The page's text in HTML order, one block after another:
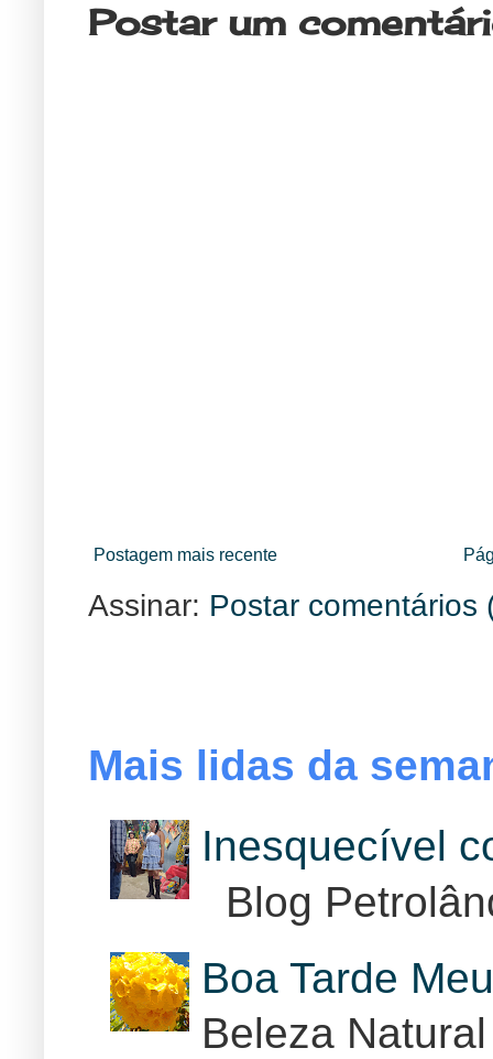
Postar um
Postagem mais recente
Assinar: Postar comentários
Mais lidas da
Inesquecível
Blog
Boa Tarde
Beleza